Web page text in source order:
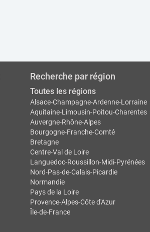
Recherche par région
Toutes les régions
Alsace-Champagne-Ardenne-Lorraine
Aquitaine-Limousin-Poitou-Charentes
Auvergne-Rhône-Alpes
Bourgogne-Franche-Comté
Bretagne
Centre-Val de Loire
Languedoc-Roussillon-Midi-Pyrénées
Nord-Pas-de-Calais-Picardie
Normandie
Pays de la Loire
Provence-Alpes-Côte d'Azur
Île-de-France